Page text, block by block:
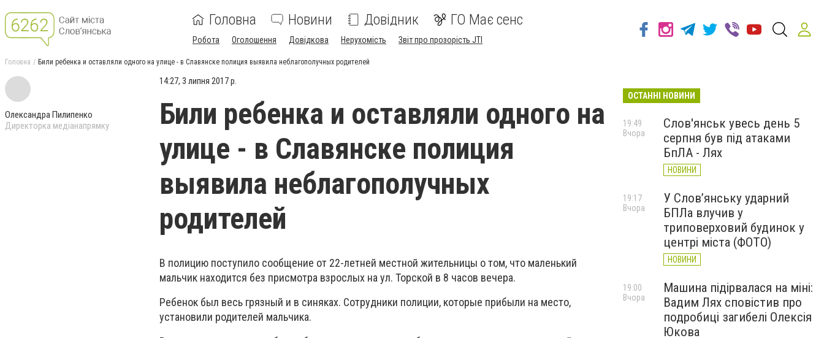
Головна Новини Довідник ГО Має сенс
Робота Оголошення Довідкова Нерухомість Звіт про прозорість JTI
Головна Били ребенка и оставляли одного на улице - в Славянске полиция выявила неблагополучных родителей
Олександра Пилипенко
Директорка медіанапрямку
14:27, 3 липня 2017 р.
Били ребенка и оставляли одного на
улице - в Славянске полиция
выявила неблагополучных
родителей
В полицию поступило сообщение от 22-летней местной жительницы о том, что маленький
мальчик находится без присмотра взрослых на ул. Торской в 8 часов вечера.
Ребенок был весь грязный и в синяках. Сотрудники полиции, которые прибыли на место,
установили родителей мальчика.
ОСТАННІ НОВИНИ
Слов'янськ увесь день 5
серпня був під атаками
БпЛА - Лях
НОВИНИ
19:49
Вчора
У Слов’янську ударний
БПЛа влучив у
триповерховий будинок у
центрі міста (ФОТО)
НОВИНИ
19:17
Вчора
Машина підірвалася на міні:
Вадим Лях сповістив про
подробиці загибелі Олексія
Юкова
19:00
Вчора